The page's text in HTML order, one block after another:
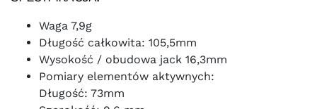
Waga 7,9g
Długość całkowita: 105,5mm
Wysokość / obudowa jack 16,3mm
Pomiary elementów aktywnych:
Długość: 73mm